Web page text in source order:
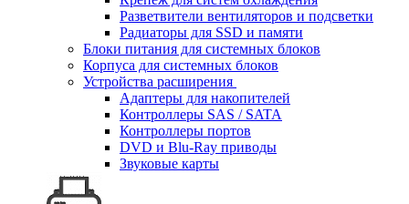
Разветвители вентиляторов и подсветки
Радиаторы для SSD и памяти
Блоки питания для системных блоков
Корпуса для системных блоков
Устройства расширения
Адаптеры для накопителей
Контроллеры SAS / SATA
Контроллеры портов
DVD и Blu-Ray приводы
Звуковые карты